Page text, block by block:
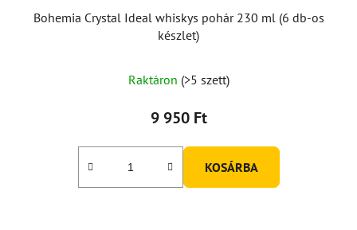
Bohemia Crystal Ideal whiskys pohár 230 ml (6 db-os
készlet)
Raktáron (>5 szett)
9 950 Ft
KOSÁRBA